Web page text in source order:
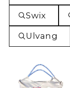
Swix
Ulvang